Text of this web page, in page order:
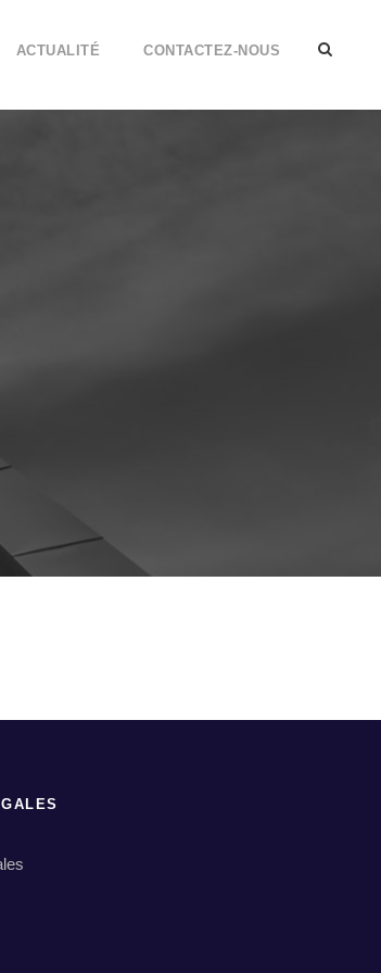
ACTUALITÉ CONTACTEZ-NOUS